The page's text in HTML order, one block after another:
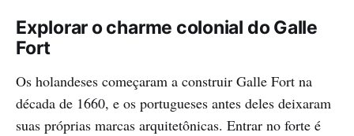
Explorar o charme colonial do Galle
Fort
Os holandeses começaram a construir Galle Fort na
década de 1660, e os portugueses antes deles deixaram
suas próprias marcas arquitetônicas. Entrar no forte é